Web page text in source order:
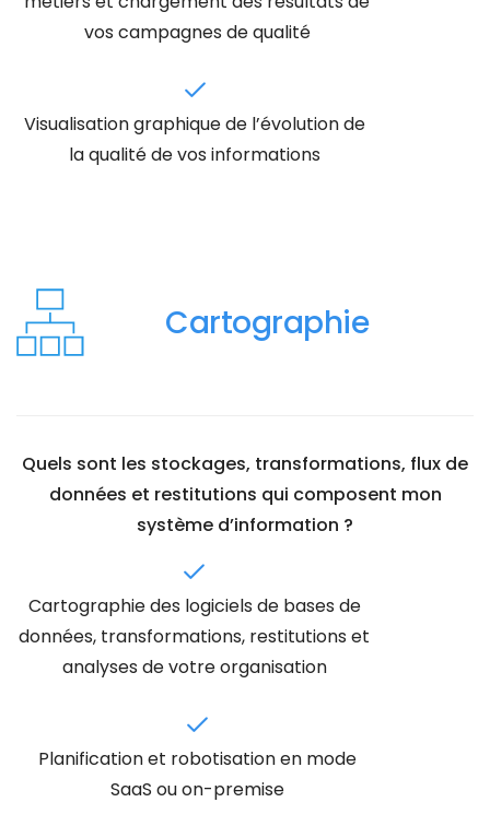
vos campagnes de qualité
Visualisation graphique de l’évolution de
la qualité de vos informations
Cartographie
Quels sont les stockages, transformations, flux de
données et restitutions qui composent mon
système d’information ?
Cartographie des logiciels de bases de
données, transformations, restitutions et
analyses de votre organisation
Planification et robotisation en mode
SaaS ou on-premise